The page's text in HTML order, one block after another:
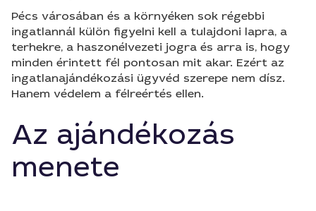
Pécs városában és a környéken sok régebbi
ingatlannál külön figyelni kell a tulajdoni lapra, a
terhekre, a haszonélvezeti jogra és arra is, hogy
minden érintett fél pontosan mit akar. Ezért az
ingatlanajándékozási ügyvéd szerepe nem dísz.
Hanem védelem a félreértés ellen.
Az ajándékozás
menete